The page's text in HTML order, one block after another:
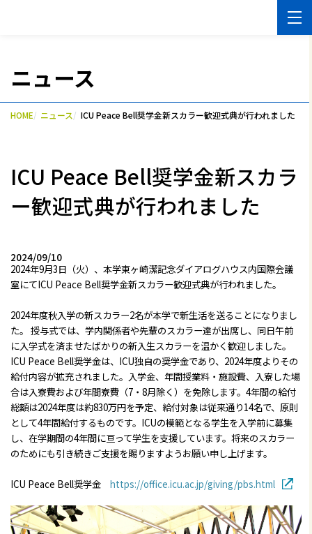
ニュース
HOME ニュース ICU Peace Bell奨学金新スカラー歓迎式典が行われました
ICU Peace Bell奨学金新スカラ
ー歓迎式典が行われました
2024/09/10
2024年9月3日（火）、本学東ヶ崎潔記念ダイアログハウス内国際会議
室にてICU Peace Bell奨学金新スカラー歓迎式典が行われました。
2024年度秋入学の新スカラー2名が本学で新生活を送ることになりまし
た。 授与式では、学内関係者や先輩のスカラー達が出席し、同日午前
に入学式を済ませたばかりの新入生スカラーを温かく歓迎しました。
ICU Peace Bell奨学金は、ICU独自の奨学金であり、2024年度よりその
給付内容が拡充されました。入学金、年間授業料・施設費、入寮した場
合は入寮費および年間寮費（7・8月除く）を免除します。4年間の給付
総額は2024年度は約830万円を予定、給付対象は従来通り14名で、原則
として4年間給付するものです。ICUの模範となる学生を入学前に募集
し、在学期間の4年間に亘って学生を支援しています。将来のスカラー
のためにも引き続きご支援を賜りますようお願い申し上げます。
ICU Peace Bell奨学金 https://office.icu.ac.jp/giving/pbs.html